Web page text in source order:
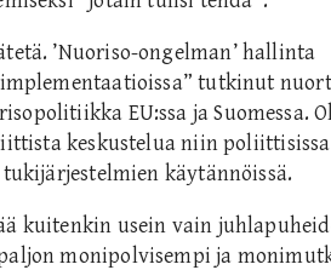
’Nuoriso-ongelman’ hallinta
tutkinut
EU:ssa ja Suomessa.
keskustelua niin poliittisissa
käytännöissä.
kuitenkin usein vain
monipolvisempi ja